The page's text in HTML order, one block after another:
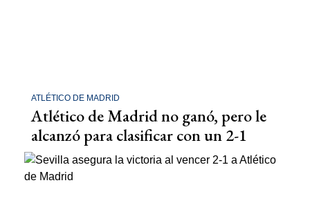
ATLÉTICO DE MADRID
Atlético de Madrid no ganó, pero le
alcanzó para clasificar con un 2-1